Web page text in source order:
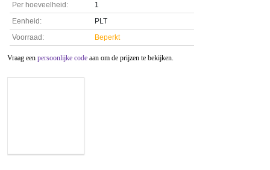
Per hoeveelheid:
1
Eenheid:
PLT
Voorraad:
Beperkt
Vraag een persoonlijke code aan om de prijzen te bekijken.